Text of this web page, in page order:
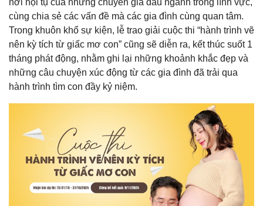
nơi hội tụ của những chuyên gia đầu ngành trong lĩnh vực,
cùng chia sẻ các vấn đề mà các gia đình cùng quan tâm.
Trong khuôn khổ sự kiện, lễ trao giải cuộc thi “hành trình vẽ
nên kỳ tích từ giấc mơ con” cũng sẽ diễn ra, kết thúc suốt 1
tháng phát động, nhằm ghi lại những khoảnh khắc đẹp và
những câu chuyện xúc động từ các gia đình đã trải qua
hành trình tìm con đầy kỷ niệm.